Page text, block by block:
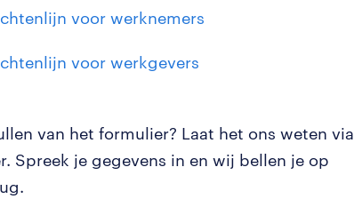
voor werknemers
voor werkgevers
van het formulier? Laat het ons weten via
Spreek je gegevens in en wij bellen je op